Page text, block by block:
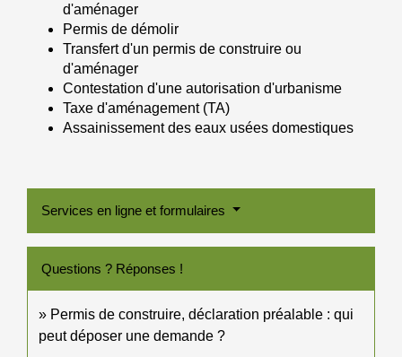
d'aménager
Permis de démolir
Transfert d'un permis de construire ou
d'aménager
Contestation d'une autorisation d'urbanisme
Taxe d'aménagement (TA)
Assainissement des eaux usées domestiques
Services en ligne et formulaires
Questions ? Réponses !
Permis de construire, déclaration préalable : qui
peut déposer une demande ?